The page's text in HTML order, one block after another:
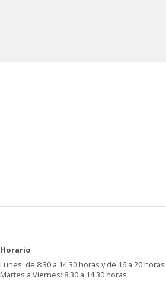
Horario
Lunes: de 8:30 a 14:30 horas y de 16 a 20 horas
Martes a Viernes: 8:30 a 14:30 horas